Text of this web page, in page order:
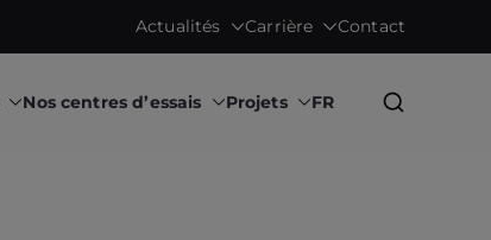
Actualités Carrière Contact
Nos centres d’essais Projets FR